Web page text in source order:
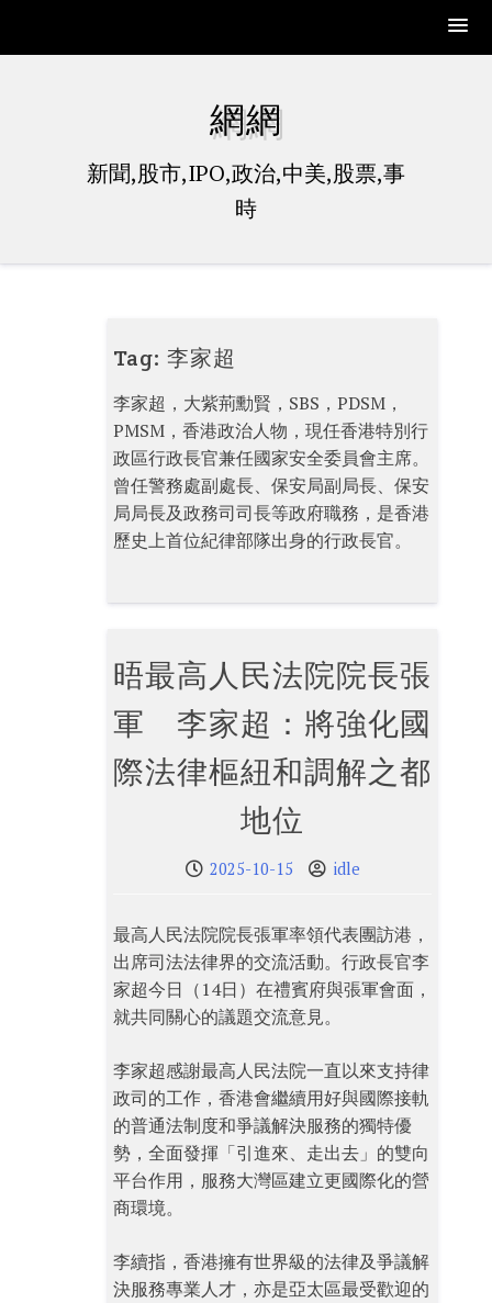
網網
新聞,股市,IPO,政治,中美,股票,事
時
Tag:李家超
李家超，大紫荊勳賢，SBS，PDSM，
PMSM，香港政治人物，現任香港特別行
政區行政長官兼任國家安全委員會主席。
曾任警務處副處長、保安局副局長、保安
局局長及政務司司長等政府職務，是香港
歷史上首位紀律部隊出身的行政長官。
晤最高人民法院院長張
軍 李家超：將強化國
際法律樞紐和調解之都
地位
2025-10-15 idle
最高人民法院院長張軍率領代表團訪港，
出席司法法律界的交流活動。行政長官李
家超今日（14日）在禮賓府與張軍會面，
就共同關心的議題交流意見。
李家超感謝最高人民法院一直以來支持律
政司的工作，香港會繼續用好與國際接軌
的普通法制度和爭議解決服務的獨特優
勢，全面發揮「引進來、走出去」的雙向
平台作用，服務大灣區建立更國際化的營
商環境。
李續指，香港擁有世界級的法律及爭議解
決服務專業人才，亦是亞太區最受歡迎的